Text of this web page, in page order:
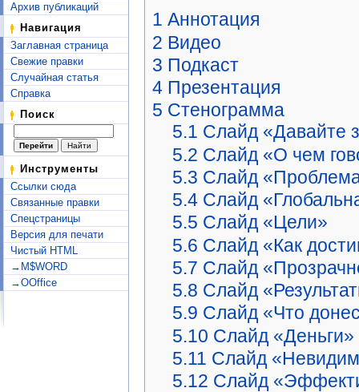
Архив публикаций
Навигация
Заглавная страница
Свежие правки
Случайная статья
Справка
Поиск
Инструменты
Ссылки сюда
Связанные правки
Спецстраницы
Версия для печати
Чистый HTML
→M$WORD
→OOffice
1 Аннотация
2 Видео
3 Подкаст
4 Презентация
5 Стенограмма
5.1 Слайд «Давайте
5.2 Слайд «О чем
5.3 Слайд
5.4 Слайд
5.5 Слайд «Цели»
5.6 Слайд «Как
5.7 Слайд
5.8 Слайд
5.9 Слайд «Что
5.10 Слайд «Деньги»
5.11 Слайд
5.12 Слайд